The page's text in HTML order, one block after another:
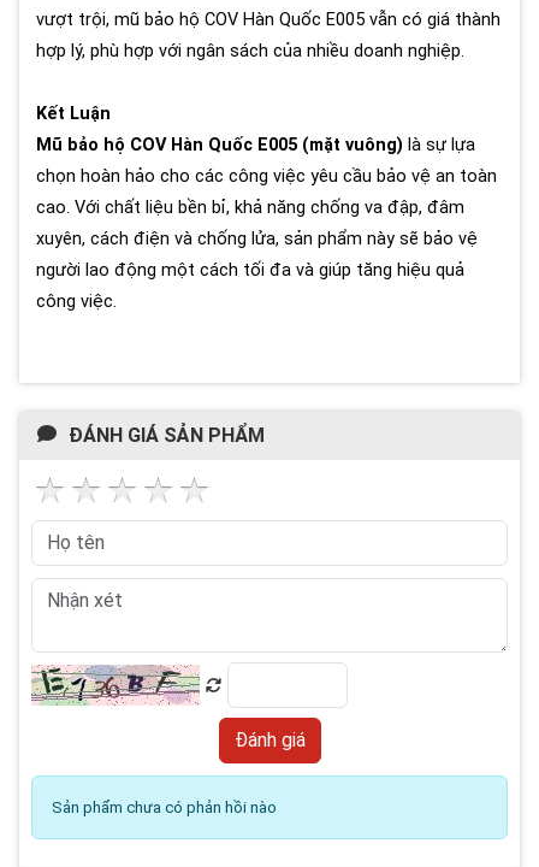
vượt trội, mũ bảo hộ COV Hàn Quốc E005 vẫn có giá thành
hợp lý, phù hợp với ngân sách của nhiều doanh nghiệp.
Kết Luận
Mũ bảo hộ COV Hàn Quốc E005 (mặt vuông) là sự lựa
chọn hoàn hảo cho các công việc yêu cầu bảo vệ an toàn
cao. Với chất liệu bền bỉ, khả năng chống va đập, đâm
xuyên, cách điện và chống lửa, sản phẩm này sẽ bảo vệ
người lao động một cách tối đa và giúp tăng hiệu quả
công việc.
ĐÁNH GIÁ SẢN PHẨM
Sản phẩm chưa có phản hồi nào